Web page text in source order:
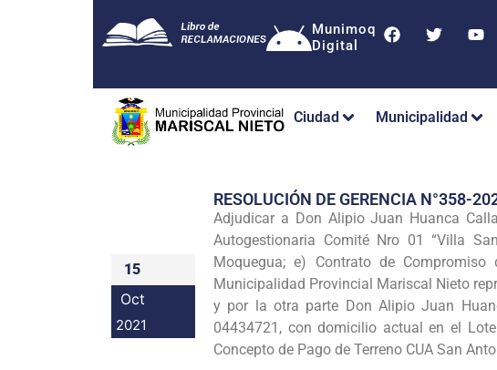
Munimoq
Digital
Ciudad Municipalidad
15
Oct
2021
RESOLUCIÓN DE GERENCIA N°358-
Adjudicar a Don Alipio Juan Huanca
Autogestionaria Comité Nro 01 “Villa
Moquegua; e) Contrato de
Municipalidad Provincial Mariscal Nieto
y por la otra parte Don Alipio Juan
04434721, con domicilio actual en el
Concepto de Pago de Terreno CUA San